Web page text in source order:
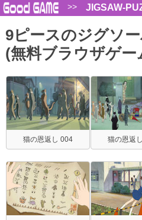
>> JIGSAW-
9ピースのジグソ
(無料ブラウザゲー
猫の恩返し 004 猫の恩返